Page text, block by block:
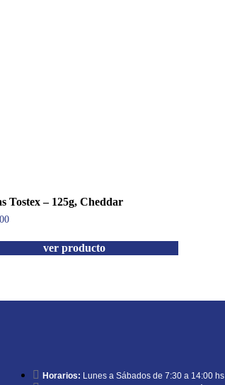
Tostex – 125g, Cheddar
ver producto
Horarios: Lunes a Sábados de 7:30 a 14:00 hs